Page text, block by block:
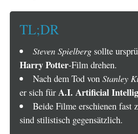
TL;DR
Steven Spielbergsollte
Harry Potter-Film drehen.
Nach dem Tod von Stanley
er sich für A.I. Artificial
Beide Filme erschienen fast
sind stilistisch gegensätzlich.